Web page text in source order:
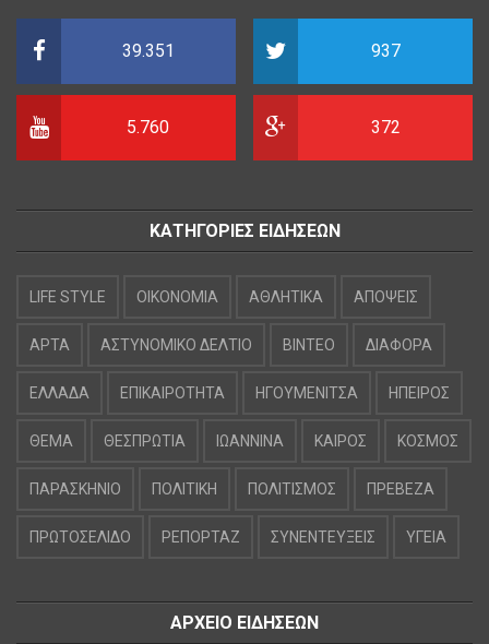
39.351 937
5.760 372
ΚΑΤΗΓΟΡΙΕΣ ΕΙΔΗΣΕΩΝ
LIFE STYLE OIKONOMIA ΑΘΛΗΤΙΚΑ ΑΠΟΨΕΙΣ
ΑΡΤΑ ΑΣΤΥΝΟΜΙΚΟ ΔΕΛΤΙΟ ΒΙΝΤΕΟ ΔΙΑΦΟΡΑ
ΕΛΛΑΔΑ ΕΠΙΚΑΙΡΟΤΗΤΑ ΗΓΟΥΜΕΝΙΤΣΑ ΗΠΕΙΡΟΣ
ΘΕΜΑ ΘΕΣΠΡΩΤΙΑ ΙΩΑΝΝΙΝΑ ΚΑΙΡΟΣ ΚΟΣΜΟΣ
ΠΑΡΑΣΚΗΝΙΟ ΠΟΛΙΤΙΚΗ ΠΟΛΙΤΙΣΜΟΣ ΠΡΕΒΕΖΑ
ΠΡΩΤΟΣΕΛΙΔΟ ΡΕΠΟΡΤΑΖ ΣΥΝΕΝΤΕΥΞΕΙΣ ΥΓΕΙΑ
ΑΡΧΕΙΟ ΕΙΔΗΣΕΩΝ